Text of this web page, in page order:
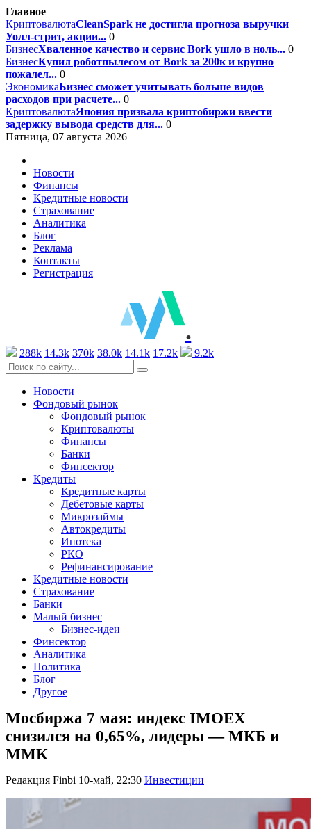
Главное
КриптовалютаCleanSpark не достигла прогноза выручки
Уолл-стрит, акции... 0
БизнесХваленное качество и сервис Bork ушло в ноль... 0
БизнесКупил роботпылесом от Bork за 200к и крупно
пожалел... 0
ЭкономикаБизнес сможет учитывать больше видов
расходов при расчете... 0
КриптовалютаЯпония призвала криптобиржи ввести
задержку вывода средств для... 0
Пятница, 07 августа 2026
Новости
Финансы
Кредитные новости
Страхование
Аналитика
Блог
Реклама
Контакты
Регистрация
.
288k 14.3k 370k 38.0k 14.1k 17.2k 9.2k
Новости
Фондовый рынок
Фондовый рынок
Криптовалюты
Финансы
Банки
Финсектор
Кредиты
Кредитные карты
Дебетовые карты
Микрозаймы
Автокредиты
Ипотека
РКО
Рефинансирование
Кредитные новости
Страхование
Банки
Малый бизнес
Бизнес-идеи
Финсектор
Аналитика
Политика
Блог
Другое
Мосбиржа 7 мая: индекс IMOEX
снизился на 0,65%, лидеры — МКБ и
ММК
Редакция Finbi 10-май, 22:30 Инвестиции